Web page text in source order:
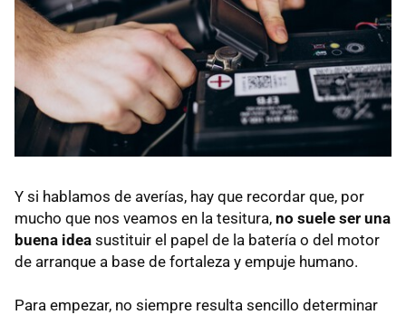
Y si hablamos de averías, hay que recordar que, por
mucho que nos veamos en la tesitura, no suele ser una
buena idea sustituir el papel de la batería o del motor
de arranque a base de fortaleza y empuje humano.
Para empezar, no siempre resulta sencillo determinar